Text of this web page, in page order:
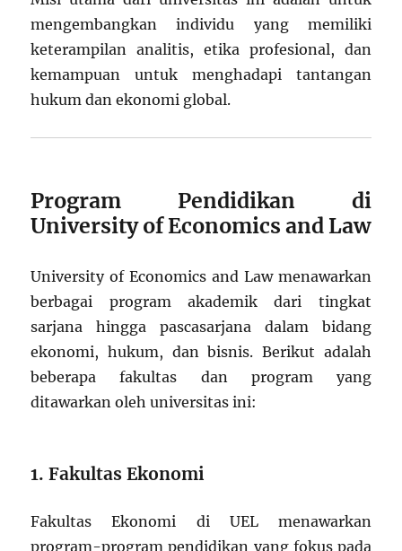
mengembangkan individu yang memiliki
keterampilan analitis, etika profesional, dan
kemampuan untuk menghadapi tantangan
hukum dan ekonomi global.
Program Pendidikan di
University of Economics and Law
University of Economics and Law menawarkan
berbagai program akademik dari tingkat
sarjana hingga pascasarjana dalam bidang
ekonomi, hukum, dan bisnis. Berikut adalah
beberapa fakultas dan program yang
ditawarkan oleh universitas ini:
1. Fakultas Ekonomi
Fakultas Ekonomi di UEL menawarkan
program-program pendidikan yang fokus pada